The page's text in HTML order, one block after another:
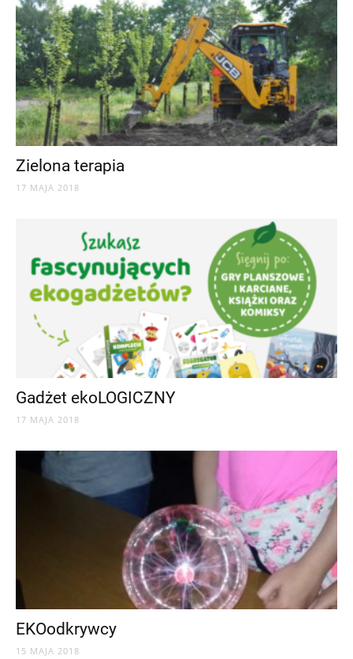
Zielona terapia
17 MAJA 2018
Gadżet ekoLOGICZNY
17 MAJA 2018
EKOodkrywcy
15 MAJA 2018